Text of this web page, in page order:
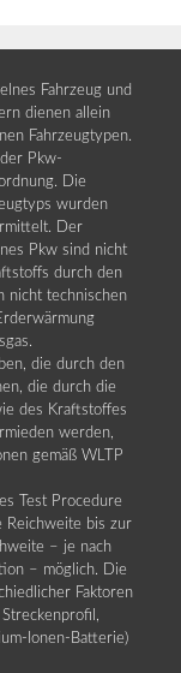
Fahrzeug und
dienen allein
Fahrzeugtypen.
Pkw-
Die
wurden
Der
Pkw sind nicht
durch den
nicht technischen
die durch den
die durch die
des Kraftstoffes
werden,
gemäß WLTP
Test Procedure
Reichweite bis zur
– je nach
– möglich. Die
Faktoren
Ionen-Batterie)